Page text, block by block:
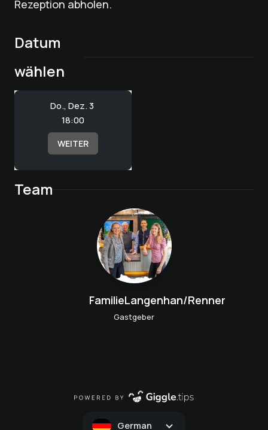
Rezeption abholen.
Datum
wählen
Do., Dez. 3
18:00
WEITER
Team
FamilieLangenhan/Renner
Gastgeber
German